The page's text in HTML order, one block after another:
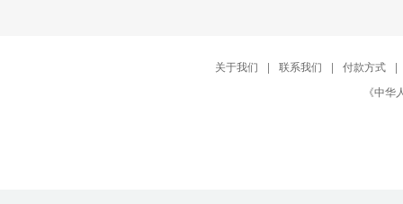
关于我们 | 联系我们 | 付款方式
|
《中